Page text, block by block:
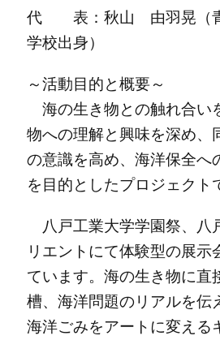
代 表：秋山 由羽晃（青
学校出身）
～活動目的と概要～
海の生き物との触れ合い
物への理解と興味を深め、
の意識を高め、海洋保全へ
を目的としたプロジェクト
八戸工業大学学園祭、八
リエントにて体験型の展示
ています。海の生き物に直
槽、海洋問題のリアルを伝
海洋ごみをアートに変える